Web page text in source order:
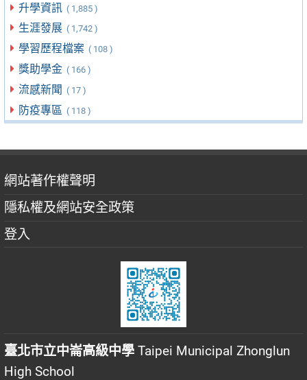
升學資訊 ( 1,885 )
生涯發展 ( 1,742 )
學習歷程檔案 ( 108 )
獎助學金 ( 166 )
流感新聞 ( 17 )
防疫專區 ( 118 )
網站著作權聲明
隱私權及網站安全政策
登入
臺北市立中崙高級中學 Taipei Municipal Zhonglun
High School